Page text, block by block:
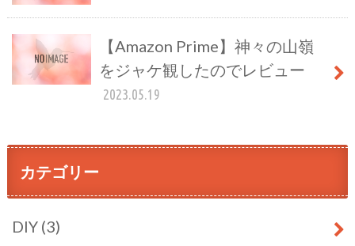
【Amazon Prime】神々の山嶺
をジャケ観したのでレビュー
2023.05.19
カテゴリー
DIY (3)